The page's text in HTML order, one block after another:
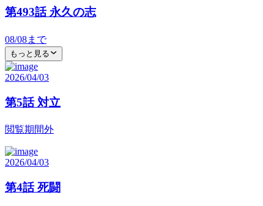
第493話 永久の志
08/08まで
もっと見る
2026/04/03
第5話 対立
閲覧期間外
2026/04/03
第4話 死闘